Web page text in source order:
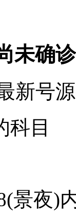
未确
新号
科目
景夜)